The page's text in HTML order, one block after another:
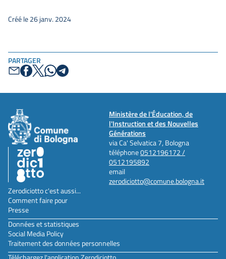
PARTAGER
Créé le 26 janv. 2024
Ministère de l'Éducation, de
l'Instruction et des Nouvelles
Générations
via Ca' Selvatica 7, Bologna
téléphone0512196172 /
0512195892
email
zerodiciotto@comune.bologna.it
Zerodiciotto c'est aussi...
Comment faire pour
Presse
Données et statistiques
Social Media Policy
Traitement des données personnelles